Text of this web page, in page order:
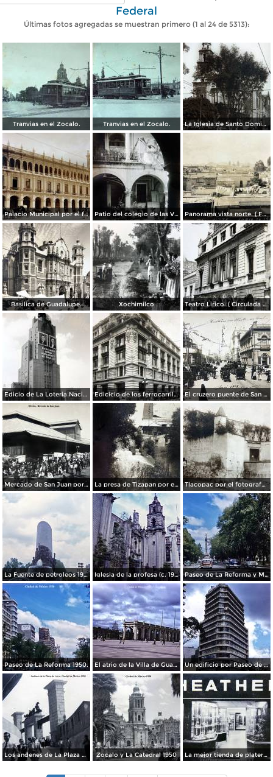
Federal
Últimas fotos agregadas se muestran primero (1 al 24 de 5313):
Tranvias en el Zocalo. Tranvias en el Zocalo. La Iglesia de Santo Domingo.
Palacio Municipal por el fotografo Hugo Brehme.. Patio del colegio de las Vizcainas por el fotografo Hugo Brehme. Panorama vista norte. ( Fechada el 20 de Junio de 1905 ).
Basilica de Guadalupe. Xochimilco Teatro Lirico. ( Circulada el 1 de Agosto de 1926 ).
Edicio de La Loteria Nacional Ciudad de México Abril de 1964 Edicicio de los ferrocarriles. El cruzero puente de San Francisco y Guardiola por el fotografo Felix Miret.
Mercado de San Juan por el fotografo Felix Miret La presa de Tizapan por el fotografo Fernando Kososky. ( Circulada el 22 de Diembre de 1910 ). Tlacopac por el fotografo Hugo Brehme.
La Fuente de petroleos 1950. Iglesia de la profesa (c. 1950) Paseo de La Reforma y Mto a La Independencia 1950
Paseo de La Reforma 1950. El atrio de la Villa de Guadalupe 1950. Un edificio por Paseo de La Reforma 1950
Los andenes de La Plaza de toros Ciudad de México 1950 Zocalo y La Catedral 1950 La mejor tienda de plateria.